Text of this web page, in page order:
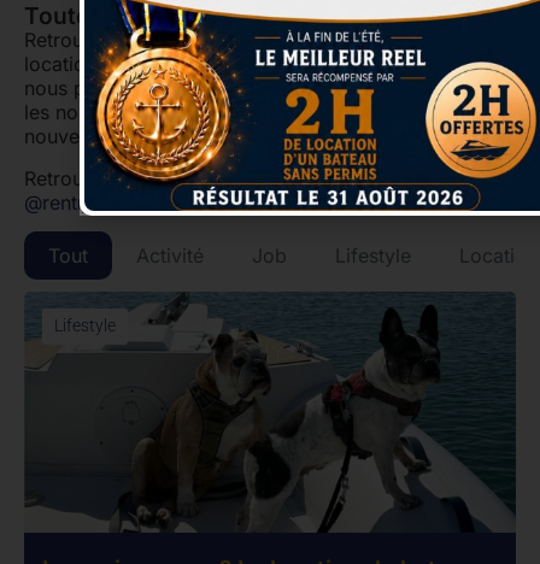
Toutes les news de Rent My Boat
Retrouvez ici toute l’actualité de votre base de
location de bateau à Palavas les Flots. C’est ici que
nous partagerons nos conseils, bons plans et toutes
les nouveautés à venir (nouveaux bateaux et
nouveaux services).
Retrouvez nous aussi sur les réseaux sociaux
@rentmyboatpalavas
Activité Job Lifestyle Location
Tout
Lifestyle